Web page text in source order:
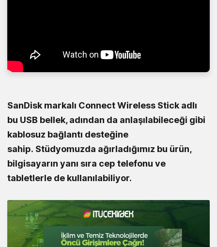
SanDisk markalı Connect Wireless Stick adlı
bu USB bellek, adından da anlaşılabileceği gibi
kablosuz bağlantı desteğine
sahip. Stüdyomuzda ağırladığımız bu ürün,
bilgisayarın yanı sıra cep telefonu ve
tabletlerle de kullanılabiliyor.